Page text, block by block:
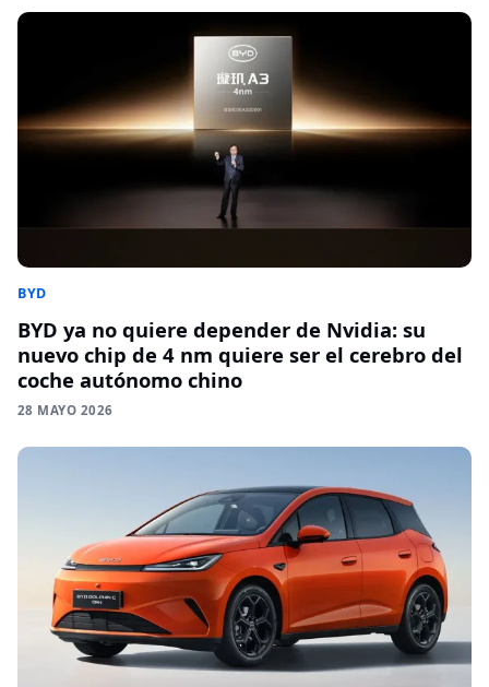
BYD
BYD ya no quiere depender de Nvidia: su
nuevo chip de 4 nm quiere ser el cerebro del
coche autónomo chino
28 MAYO 2026